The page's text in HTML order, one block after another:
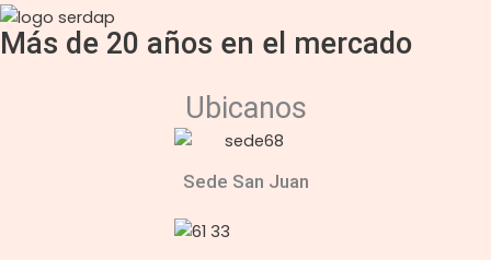
Más de 20 años en el mercado
Ubicanos
Sede San Juan